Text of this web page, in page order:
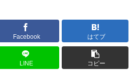
Facebook はてブ
LINE コピー